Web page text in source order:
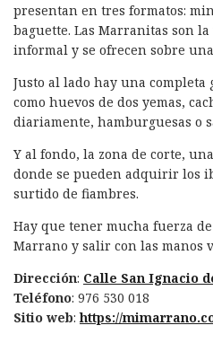
presentan en tres formatos:
baguette. Las Marranitas son
informal y se ofrecen sobre
Justo al lado hay una completa
como huevos de dos yemas,
diariamente, hamburguesas o
Y al fondo, la zona de corte,
donde se pueden adquirir los
surtido de fiambres.
Hay que tener mucha fuerza
Marrano y salir con las manos
Dirección: Calle San Ignacio
Teléfono: 976 530 018
Sitio web:https://